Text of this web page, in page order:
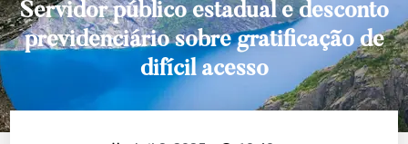
Servidor público estadual e desconto
previdenciário sobre gratificação de
difícil acesso